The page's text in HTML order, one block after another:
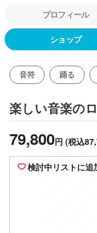
プロフィール
ショップ
音符 踊る
楽しい音楽の
79,800円 (税込
検討中リストに追